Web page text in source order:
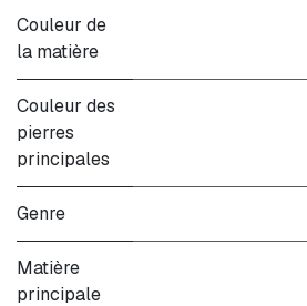
Couleur de
la matière
Couleur des
pierres
principales
Genre
Matière
principale